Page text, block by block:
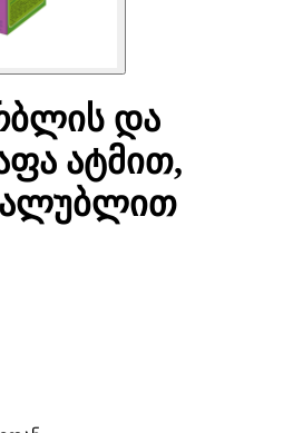
და
ატმით,
ალუბლით